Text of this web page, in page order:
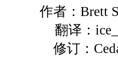
作者：Brett
翻译：
修订：